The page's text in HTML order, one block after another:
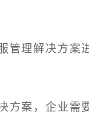
管理解决方案
方案，企业需